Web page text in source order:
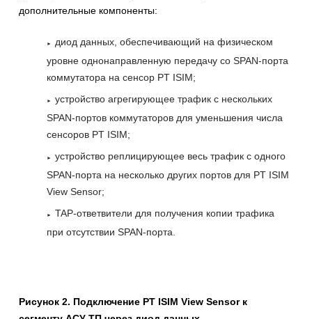
дополнительные компоненты:
диод данных, обеспечивающий на физическом
уровне однонаправленную передачу со SPAN-порта
коммутатора на сенсор PT ISIM;
устройство агрегирующее трафик с нескольких
SPAN-портов коммутаторов для уменьшения числа
сенсоров PT ISIM;
устройство реплицирующее весь трафик с одного
SPAN-порта на несколько других портов для PT ISIM
View Sensor;
TAP-ответвители для получения копии трафика
при отсутствии SPAN-порта.
Рисунок 2. Подключение PT ISIM View Sensor к